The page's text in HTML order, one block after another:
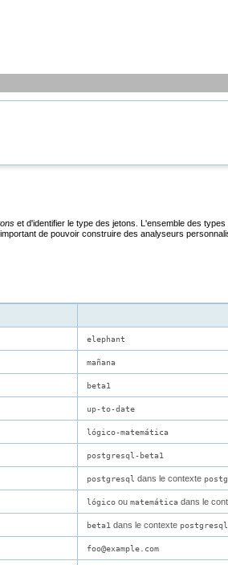
et d'identifier le type des jetons. L'ensemble des
de pouvoir construire des analyseurs
elephant
mañana
beta1
up-to-date
lógico-matemática
postgresql-beta1
postgresql dans le contexte
lógicoou matemáticadans le
beta1 dans le contexte
foo@example.com